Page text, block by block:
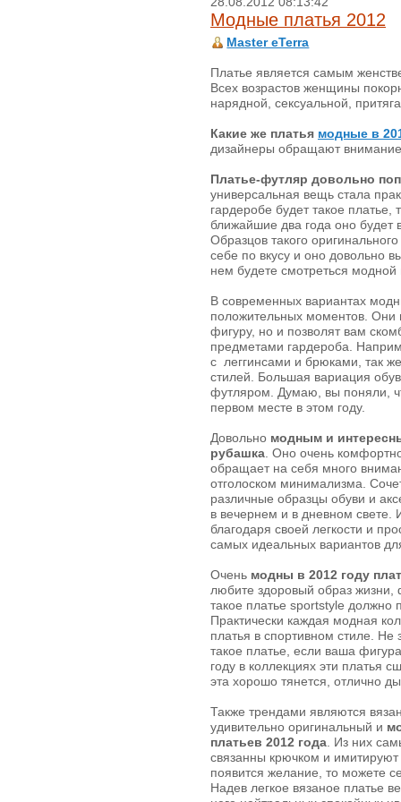
Модные платья 2012
Master eTerra
Платье является самым
Всех возрастов женщины
нарядной, сексуальной,
Какие же платья модные в
дизайнеры обращают
Платье-футляр довольно
универсальная вещь стала
гардеробе будет такое платье,
ближайшие два года оно будет
Образцов такого
себе по вкусу и оно довольно
нем будете смотреться модной
В современных вариантах
положительных моментов. Они
фигуру, но и позволят вам
предметами гардероба.
с леггинсами и брюками, так
стилей. Большая вариация
футляром. Думаю, вы поняли,
первом месте в этом году.
Довольно модным и
рубашка. Оно очень
обращает на себя много
отголоском минимализма.
различные образцы обуви и
в вечернем и в дневном свете.
благодаря своей легкости и
самых идеальных вариантов
Очень модны в 2012 году
любите здоровый образ жизни,
такое платье sportstyle должно
Практически каждая модная
платья в спортивном стиле. Не
такое платье, если ваша
году в коллекциях эти платья
эта хорошо тянется, отлично
Также трендами являются
удивительно оригинальный и
платьев 2012 года. Из них
связанны крючком и
появится желание, то можете
Надев легкое вязаное платье